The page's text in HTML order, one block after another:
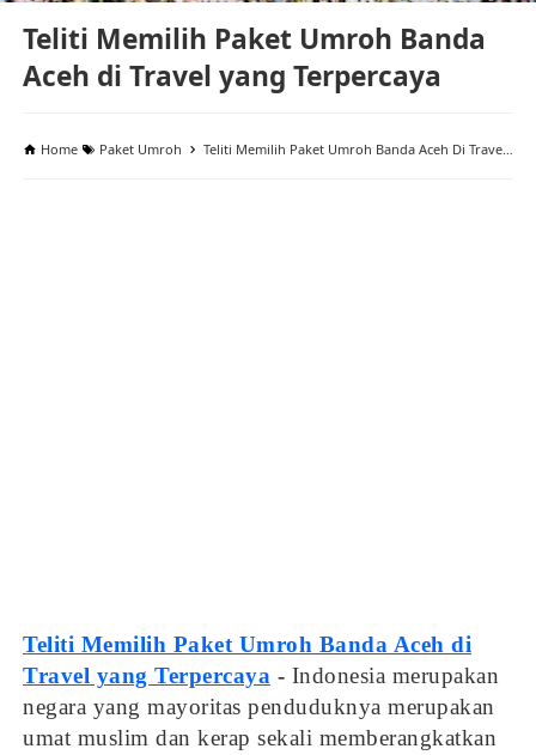
Teliti Memilih Paket Umroh Banda
Aceh di Travel yang Terpercaya
Home Paket Umroh Teliti Memilih Paket Umroh Banda Aceh Di Travel Yang Terpercaya
Teliti Memilih Paket Umroh Banda Aceh di
Travel yang Terpercaya - Indonesia merupakan
negara yang mayoritas penduduknya merupakan
umat muslim dan kerap sekali memberangkatkan